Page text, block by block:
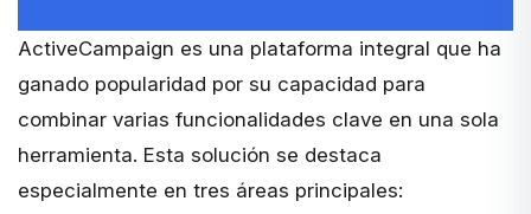
ActiveCampaign es una plataforma integral que ha
ganado popularidad por su capacidad para
combinar varias funcionalidades clave en una sola
herramienta. Esta solución se destaca
especialmente en tres áreas principales: